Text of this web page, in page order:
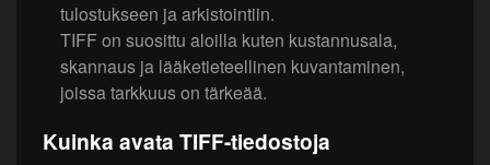
tulostukseen ja arkistointiin.
TIFF on suosittu aloilla kuten kustannusala,
skannaus ja lääketieteellinen kuvantaminen,
joissa tarkkuus on tärkeää.
Kuinka avata TIFF-tiedostoja